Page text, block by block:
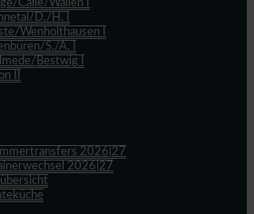
Calle/Wallen I
D./H. I
Wenholthausen I
S./A. I
Bestwig I
II
2026|27
2026|27